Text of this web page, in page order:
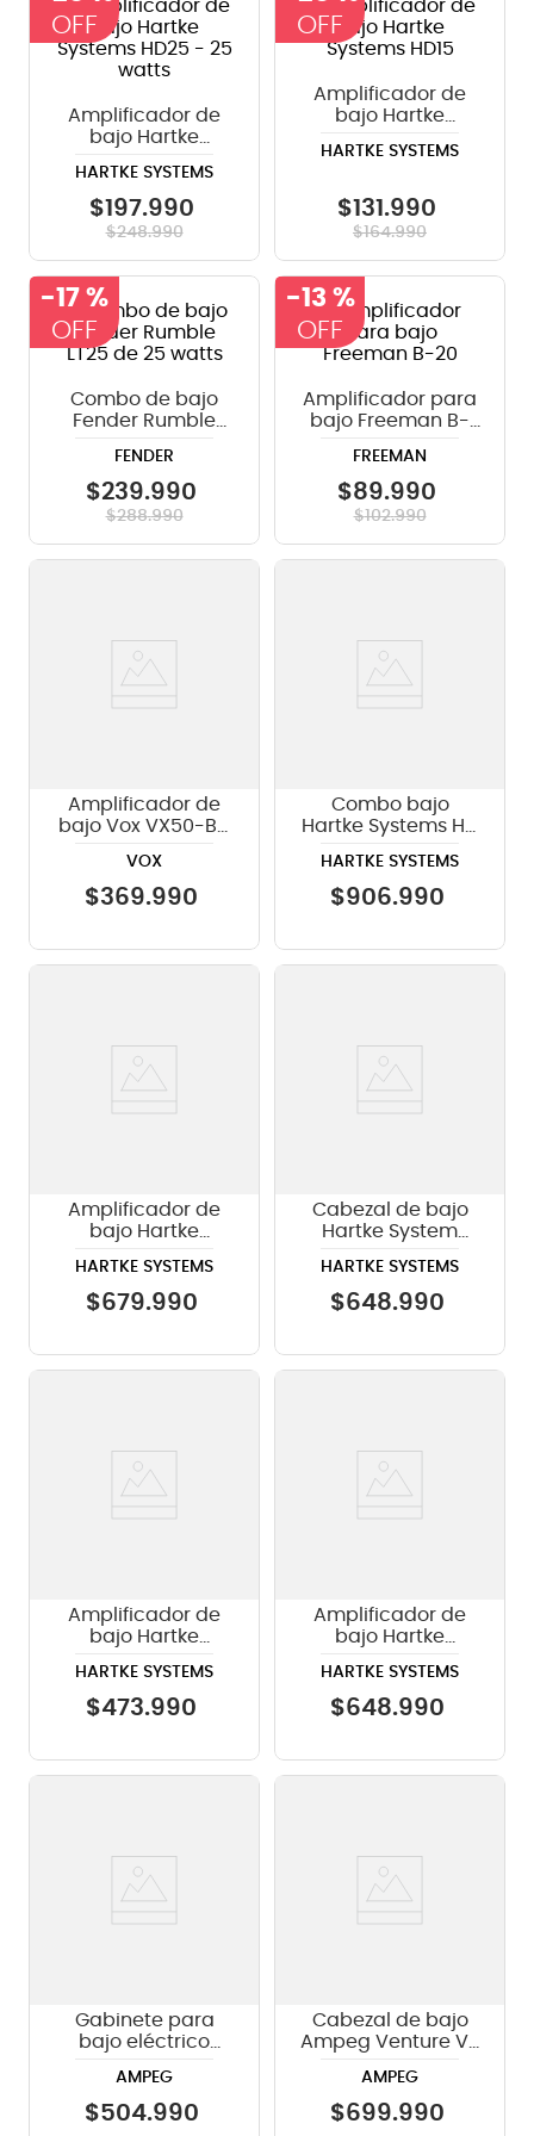
Amplificador de
bajo Hartke
watts
HARTKE SYSTEMS
$197.990
$248.990
Amplificador de
bajo Hartke
HARTKE SYSTEMS
$131 .990
$164.990
-17 %
Combo de bajo
Fender Rumble
FENDER
$239.990
$288.990
-13 %
Amplificador para
bajo Freeman B-
FREEMAN
$89.990
$102.990
Amplificador de
bajo Vox VX50-BA
VOX
$369.990
Combo bajo
Hartke Systems HD
HARTKE SYSTEMS
$906.990
Amplificador de
bajo Hartke
500W
HARTKE SYSTEMS
$679.990
Cabezal de bajo
Hartke System
HARTKE SYSTEMS
$648.990
Amplificador de
bajo Hartke
watts
HARTKE SYSTEMS
$473.990
Amplificador de
bajo Hartke
HARTKE SYSTEMS
$648.990
Gabinete para
bajo eléctrico
de 200W
AMPEG
$504.990
Cabezal de bajo
Ampeg Venture V3
AMPEG
$699.990
teclado
micrófono
violin